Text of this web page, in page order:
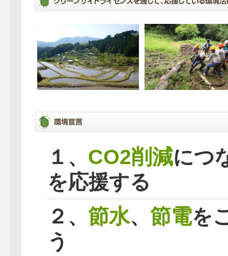
１、 CO2削減につ
を応援する
２、 節水、 節電を
う